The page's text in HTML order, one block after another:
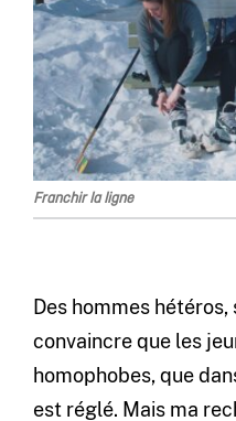
Franchir la ligne
Des hommes
convaincre que les
homophobes, que
est réglé. Mais ma